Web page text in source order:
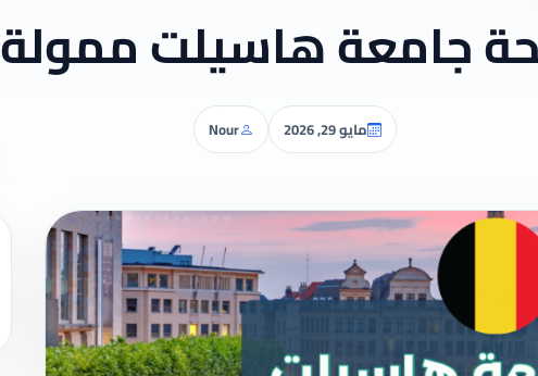
جامعة هاسيلت ممولة
مايو 29, 2026 Nour